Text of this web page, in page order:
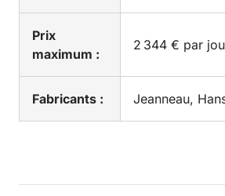
Prix
maximum :
2 344 € par
Fabricants : Jeanneau,